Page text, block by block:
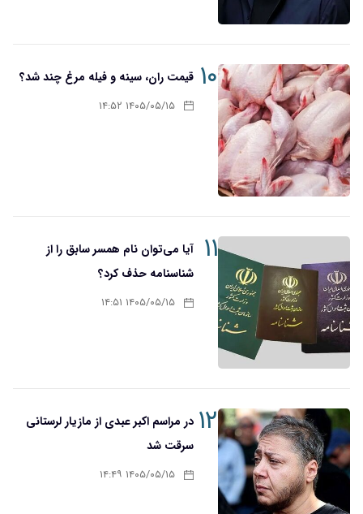
۱۰ قیمت ران، سینه و فیله مرغ چند شد؟
۱۴۰۵/۰۵/۱۵ ۱۴:۵۲
۱۱
آیا می‌توان نام همسر سابق را از
شناسنامه حذف کرد؟
۱۴۰۵/۰۵/۱۵ ۱۴:۵۱
۱۲ در مراسم اکبر عبدی از مازیار لرستانی
سرقت شد
۱۴۰۵/۰۵/۱۵ ۱۴:۴۹